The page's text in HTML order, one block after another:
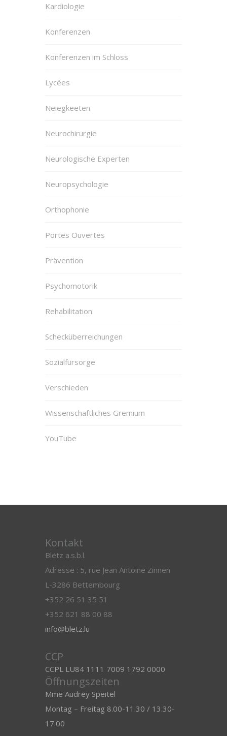
Kardiologie
Konferenzen
Konferenzen im Schloss
Lycées
Neiegkeeten
Neurochirurgie
Neurologische Experten
Neuropsychologie
Orthophonie
Portes Ouvertes
Prävention
Psychomotorik
Rehabilitation
Schecküberreichungen
Sozialfürsorge
Verschieden
Wissenschaftliches Gremium
YouTube
Kontakt
Blëtz a.s.b.l.
Adresse : 5, rue Jean Antoine Zinnen
L-3286 Bettembourg
+352 26 51 35 51
+352 621 88 00 88
info@bletz.lu
CCP
CCPL LU84 1111 7009 1792 0000
Öffnungszeiten
Mme Audrey Speitel
Montag – Freitag 8.00-11.30 / 13.30-
17.00